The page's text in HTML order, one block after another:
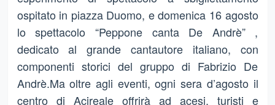
ospitato in piazza Duomo, e domenica 16 agosto
lo spettacolo “Peppone canta De Andrè” ,
dedicato al grande cantautore italiano, con
componenti storici del gruppo di Fabrizio De
Andrè.Ma oltre agli eventi, ogni sera d’agosto il
centro di Acireale offrirà ad acesi, turisti e